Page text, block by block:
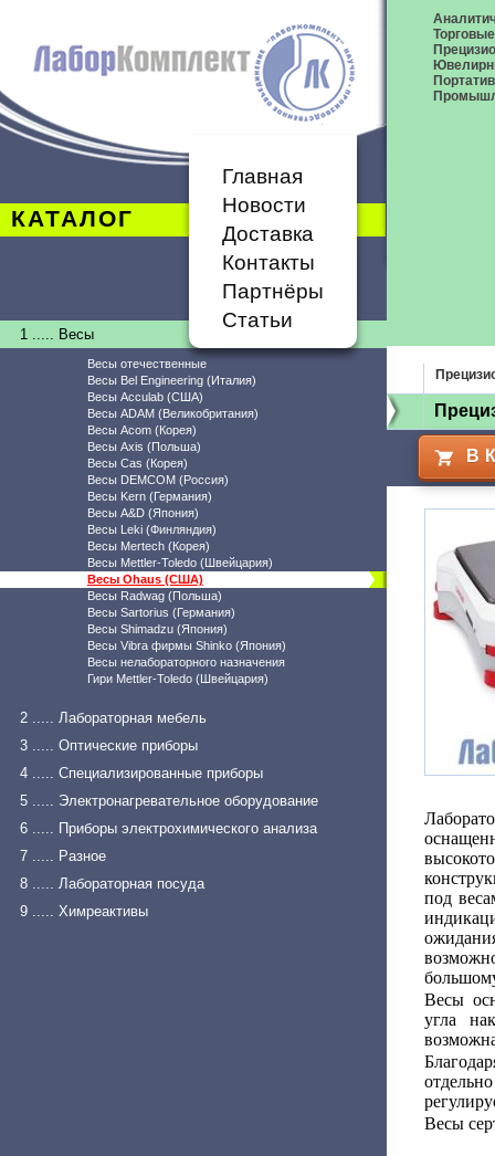
КАТАЛОГ
Главная
Новости
Доставка
Контакты
Партнёры
Статьи
1 ..... Весы
Весы отечественные
Весы Bel Engineering (Италия)
Весы Acculab (США)
Весы ADAM (Великобритания)
Весы Acom (Корея)
Весы Axis (Польша)
Весы Cas (Корея)
Весы DEMCOM (Россия)
Весы Kern (Германия)
Весы A&D (Япония)
Весы Leki (Финляндия)
Весы Mertech (Корея)
Весы Mettler-Toledo (Швейцария)
Весы Ohaus (США)
Весы Radwag (Польша)
Весы Sartorius (Германия)
Весы Shimadzu (Япония)
Весы Vibra фирмы Shinko (Япония)
Весы нелабораторного назначения
Гири Mettler-Toledo (Швейцария)
2 ..... Лабораторная мебель
3 ..... Оптические приборы
4 ..... Специализированные приборы
5 ..... Электронагревательное оборудование
6 ..... Приборы электрохимического анализа
7 ..... Разное
8 ..... Лабораторная посуда
9 ..... Химреактивы
В
под
Весы
угла
Весы